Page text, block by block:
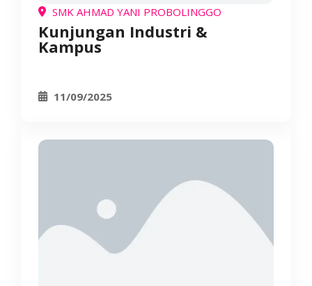
SMK AHMAD YANI PROBOLINGGO
Kunjungan Industri &
Kampus
11/09/2025